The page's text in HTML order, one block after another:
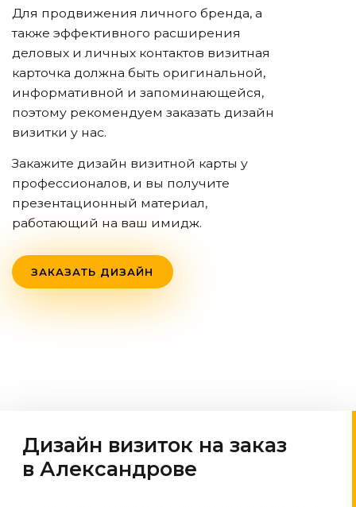
Для продвижения личного бренда, а
также эффективного расширения
деловых и личных контактов визитная
карточка должна быть оригинальной,
информативной и запоминающейся,
поэтому рекомендуем заказать дизайн
визитки у нас.
Закажите дизайн визитной карты у
профессионалов, и вы получите
презентационный материал,
работающий на ваш имидж.
ЗАКАЗАТЬ ДИЗАЙН
Дизайн визиток на заказ
в Александрове